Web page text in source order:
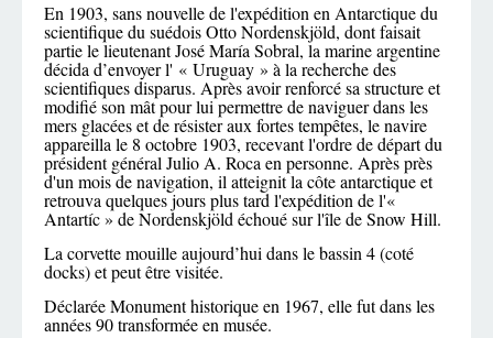
En 1903, sans nouvelle de l'expédition en Antarctique du
scientifique du suédois Otto Nordenskjöld, dont faisait
partie le lieutenant José María Sobral, la marine argentine
décida d’envoyer l' « Uruguay » à la recherche des
scientifiques disparus. Après avoir renforcé sa structure et
modifié son mât pour lui permettre de naviguer dans les
mers glacées et de résister aux fortes tempêtes, le navire
appareilla le 8 octobre 1903, recevant l'ordre de départ du
président général Julio A. Roca en personne. Après près
d'un mois de navigation, il atteignit la côte antarctique et
retrouva quelques jours plus tard l'expédition de l'«
Antartíc » de Nordenskjöld échoué sur l'île de Snow Hill.
La corvette mouille aujourd’hui dans le bassin 4 (coté
docks) et peut être visitée.
Déclarée Monument historique en 1967, elle fut dans les
années 90 transformée en musée.